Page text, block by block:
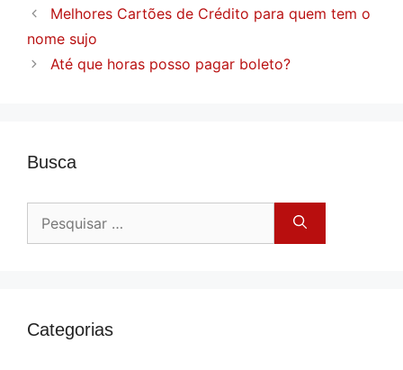
Melhores Cartões de Crédito para quem tem o
nome sujo
Até que horas posso pagar boleto?
Busca
por:
Categorias